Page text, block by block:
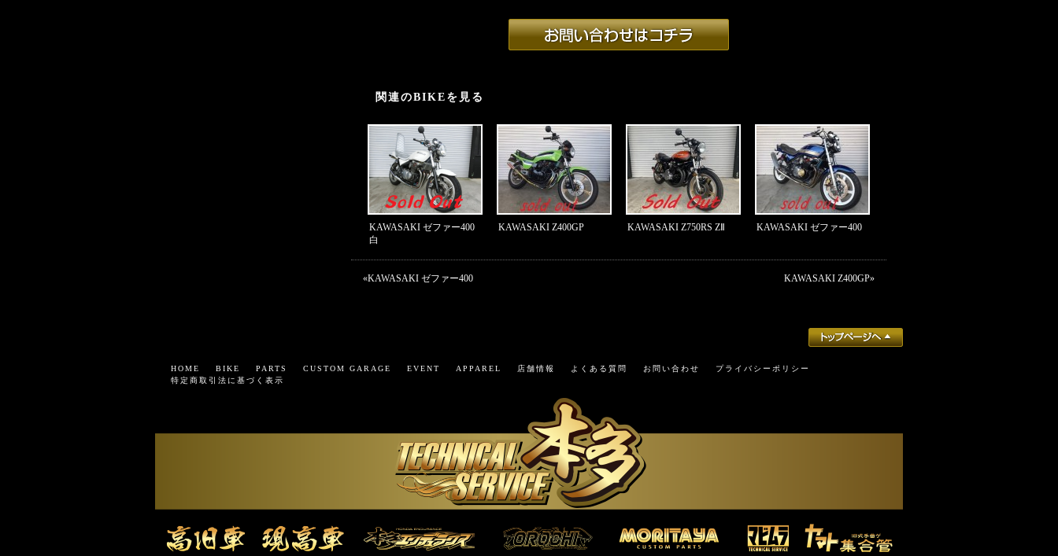
関連のBIKEを見る
KAWASAKI ゼファー400
白
KAWASAKI Z400GP KAWASAKI Z750RS ZⅡ KAWASAKI ゼファー400
«KAWASAKI ゼファー400 KAWASAKI Z400GP»
HOME BIKE PARTS CUSTOM GARAGE EVENT APPAREL 店舗情報 よくある質問 お問い合わせ
プライバシーポリシー
特定商取引法に基づく表示